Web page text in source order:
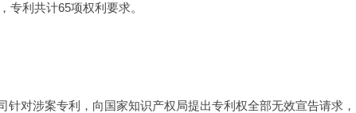
专利共计65项权利要求。
针对涉案专利，向国家知识产权局提出专利权全部无效宣告请求，